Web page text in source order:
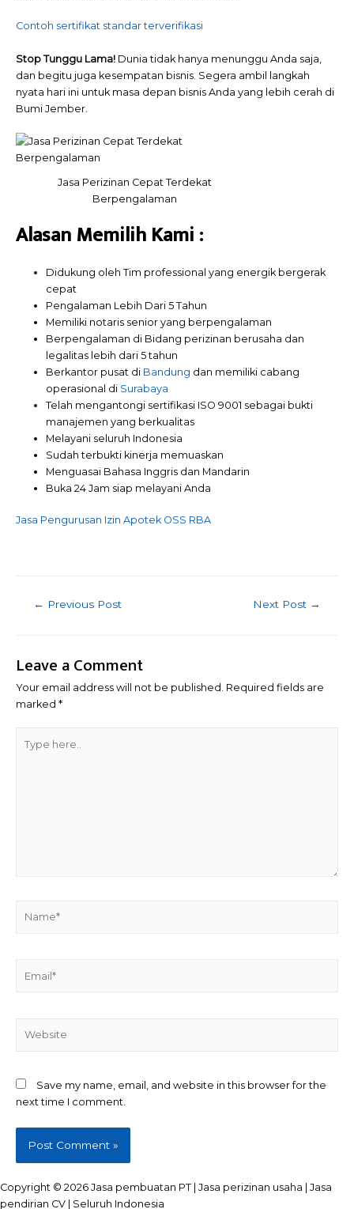
Contoh sertifikat standar terverifikasi
Stop Tunggu Lama! Dunia tidak hanya menunggu Anda saja,
dan begitu juga kesempatan bisnis. Segera ambil langkah
nyata hari ini untuk masa depan bisnis Anda yang lebih cerah di
Bumi Jember.
Jasa Perizinan Cepat Terdekat
Berpengalaman
Alasan MemilihKami:
Didukung oleh Tim professional yang energik bergerak
cepat
Pengalaman Lebih Dari 5 Tahun
Memiliki notaris senior yang berpengalaman
Berpengalaman di Bidang perizinan berusaha dan
legalitas lebih dari 5 tahun
Berkantor pusat di Bandung dan memiliki cabang
operasional di Surabaya
Telah mengantongi sertifikasi ISO 9001 sebagai bukti
manajemen yang berkualitas
Melayani seluruh Indonesia
Sudah terbukti kinerja memuaskan
Menguasai Bahasa Inggris dan Mandarin
Buka 24 Jam siap melayani Anda
Jasa Pengurusan Izin Apotek OSS RBA
Post
← Previous Post Next Post →
Leave a Comment
Your email address will not be published. Required fields are
marked *
here..
Save my name, email, and website in this browser for the
next time I comment.
Copyright © 2026 Jasa pembuatan PT | Jasa perizinan usaha | Jasa
pendirian CV | Seluruh Indonesia